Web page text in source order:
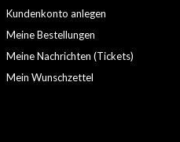
Kundenkonto anlegen
Meine Bestellungen
Meine Nachrichten (Tickets)
Mein Wunschzettel